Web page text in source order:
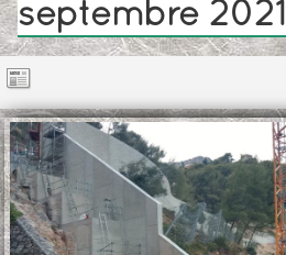
septembre 2021